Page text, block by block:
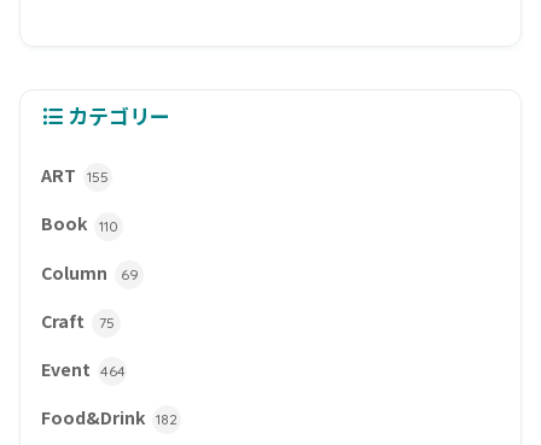
カテゴリー
ART 155
Book 110
Column 69
Craft 75
Event 464
Food&Drink 182